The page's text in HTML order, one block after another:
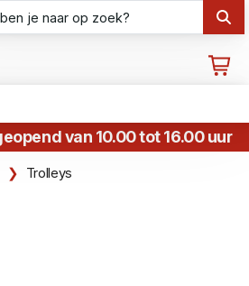
van 10.00 tot 16.00 uur
Trolleys